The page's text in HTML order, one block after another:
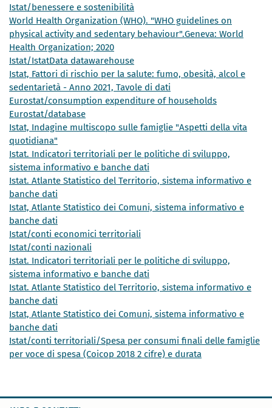
Istat/benessere e sostenibilità
World Health Organization (WHO). "WHO guidelines on
physical activity and sedentary behaviour".Geneva: World
Health Organization; 2020
Istat/IstatData datawarehouse
Istat, Fattori di rischio per la salute: fumo, obesità, alcol e
sedentarietà - Anno 2021, Tavole di dati
Eurostat/consumption expenditure of households
Eurostat/database
Istat, Indagine multiscopo sulle famiglie "Aspetti della vita
quotidiana"
Istat. Indicatori territoriali per le politiche di sviluppo,
sistema informativo e banche dati
Istat. Atlante Statistico del Territorio, sistema informativo e
banche dati
Istat, Atlante Statistico dei Comuni, sistema informativo e
banche dati
Istat/conti economici territoriali
Istat/conti nazionali
Istat. Indicatori territoriali per le politiche di sviluppo,
sistema informativo e banche dati
Istat. Atlante Statistico del Territorio, sistema informativo e
banche dati
Istat, Atlante Statistico dei Comuni, sistema informativo e
banche dati
Istat/conti territoriali/Spesa per consumi finali delle famiglie
per voce di spesa (Coicop 2018 2 cifre) e durata